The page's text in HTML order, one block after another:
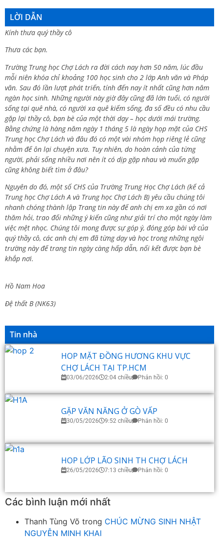
LỜI DẪN
Kính thưa quý thầy cô
Thưa các bạn.
Trường Trung học Chợ Lách ra đời cách nay hơn 50 năm, lúc đầu
mỗi niên khóa chỉ khoảng 100 học sinh cho 2 lớp Anh văn và Pháp
văn. Sau đó lần lượt phát triển, tính đến nay ít nhất cũng hơn năm
ngàn học sinh. Những người này giờ đây cũng đã lớn tuổi, có người
sống tại quê nhà, có người xa quê kiếm sống, đa số đều có nhu cầu
gặp lại thầy cô, bạn bè của một thời dạy – học dưới mái trường.
Bằng chứng là hàng năm ngày 1 tháng 5 là ngày họp mặt của CHS
Trung học Chợ Lách và đâu đó có một vài nhóm họp riêng lẻ cũng
nhằm để ôn lại chuyện xưa. Tuy nhiên, do hoàn cảnh của từng
người, phải sống nhiều nơi nên ít có dịp gặp nhau và muốn gặp
cũng không biết tìm ở đâu?
Nguyên do đó, một số CHS của Trường Trung Học Chợ Lách (kể cả
Trung học Chợ Lách A và Trung học Chợ Lách B) yêu cầu chúng tôi
nhanh chóng thành lập Trang tin này để anh chị em xa gần có nơi
thăm hỏi, trao đổi những ý kiến cũng như giải trí cho một ngày làm
việc mệt nhọc. Chúng tôi mong được sự góp ý, đóng góp bài vở của
quý thầy cô, các anh chị em đã từng dạy và học trong những ngôi
trường này để trang tin ngày càng hấp dẫn, nối kết được bạn bè
khắp nơi.
Hồ Nam Hoa
Đệ thất B (NK63)
Tin nhà
HOP MẶT ĐỒNG HƯƠNG KHU VỰC
CHỢ LÁCH TẠI TP.HCM
03/06/2026 2:04 chiều Phản hồi: 0
GẶP VĂN NĂNG Ở GÒ VẤP
30/05/2026 9:52 chiều Phản hồi: 0
HOP LỚP LÃO SINH TH CHỢ LÁCH
26/05/2026 7:13 chiều Phản hồi: 0
Các bình luận mới nhất
Thanh Tùng Võ trong CHÚC MỪNG SINH NHẬT
NGUYỄN MINH KHAI